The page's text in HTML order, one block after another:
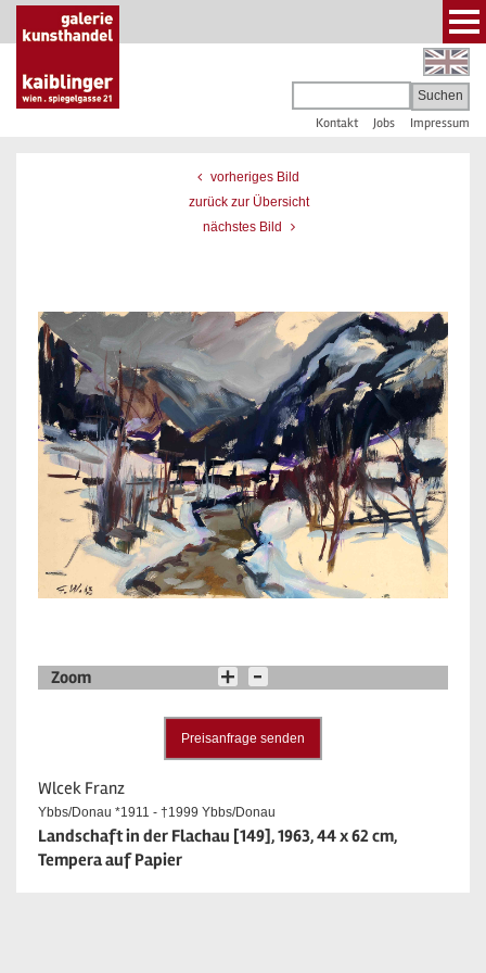
Kontakt Jobs Impressum
vorheriges Bild
zurück zur Übersicht
nächstes Bild
Zoom
Preisanfrage senden
Wlcek Franz
Ybbs/Donau *1911 - †1999 Ybbs/Donau
Landschaft in der Flachau [149], 1963, 44 x 62 cm,
Tempera auf Papier